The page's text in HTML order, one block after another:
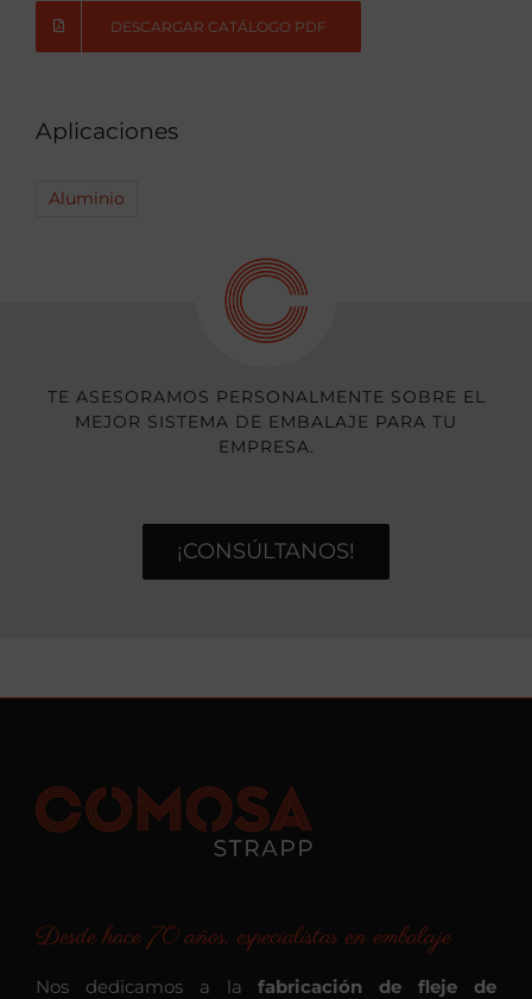
DESCARGAR CATÁLOGO PDF
Aplicaciones
Aluminio
TE ASESORAMOS PERSONALMENTE SOBRE EL
MEJOR SISTEMA DE EMBALAJE PARA TU
EMPRESA.
¡CONSÚLTANOS!
Desde hace 70 años, especialistas en embalaje
Nos dedicamos a lafabricación de fleje de